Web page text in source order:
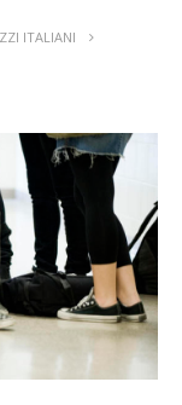
ITALIANI